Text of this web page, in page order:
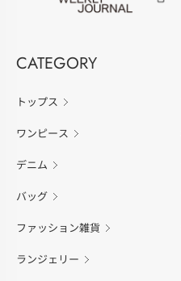
CATEGORY
トップス
ワンピース
デニム
バッグ
ファッション雑貨
ランジェリー